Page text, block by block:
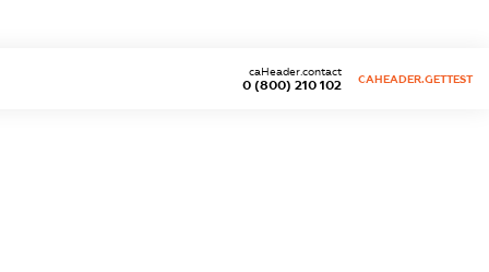
0 (800) 210 102
caHeader.contact
CAHEADER.GETTEST